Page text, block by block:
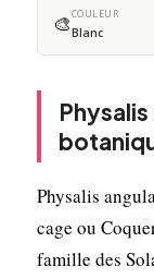
🎨COULEUR
Blanc
Physalis
cage ou
famille des